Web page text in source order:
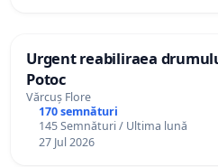
Urgent reabiliraea
Potoc
Vărcuș Flore
170 semnături
145 Semnături / Ultima lună
27 Jul 2026